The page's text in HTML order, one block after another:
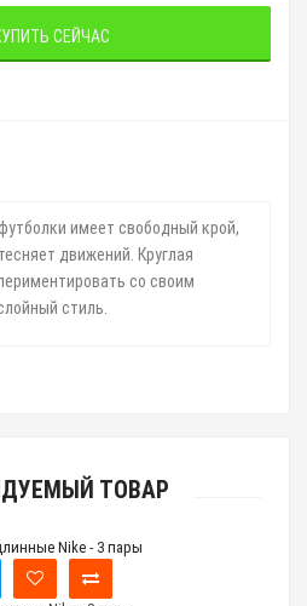
СЕЙЧАС
имеет свободный крой,
движений. Круглая
со своим
стиль.
ТОВАР